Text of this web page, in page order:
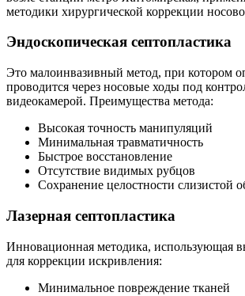
методики хирургической коррекции
Эндоскопическая септопластика
Это малоинвазивный метод, при котором
проводится через носовые ходы под
видеокамерой. Преимущества метода:
Высокая точность манипуляций
Минимальная травматичность
Быстрое восстановление
Отсутствие видимых рубцов
Сохранение целостности слизистой
Лазерная септопластика
Инновационная методика, использующая
для коррекции искривления:
Минимальное повреждение тканей